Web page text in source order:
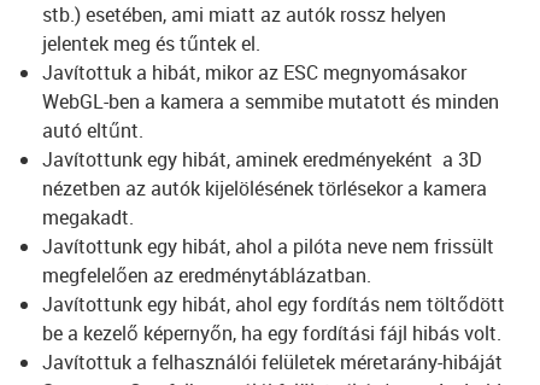
stb.) esetében, ami miatt az autók rossz helyen
jelentek meg és tűntek el.
Javítottuk a hibát, mikor az ESC megnyomásakor
WebGL-ben a kamera a semmibe mutatott és minden
autó eltűnt.
Javítottunk egy hibát, aminek eredményeként a 3D
nézetben az autók kijelölésének törlésekor a kamera
megakadt.
Javítottunk egy hibát, ahol a pilóta neve nem frissült
megfelelően az eredménytáblázatban.
Javítottunk egy hibát, ahol egy fordítás nem töltődött
be a kezelő képernyőn, ha egy fordítási fájl hibás volt.
Javítottuk a felhasználói felületek méretarány-hibáját